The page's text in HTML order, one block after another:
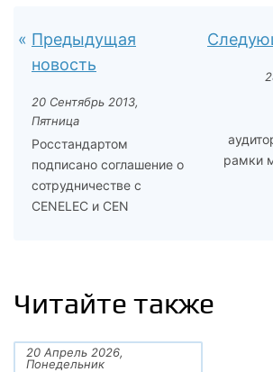
Предыдущая
новость
20 Сентябрь 2013,
Пятница
Росстандартом
подписано соглашение о
сотрудничестве с
CENELEC и CEN
рамки
Читайте также
20 Апрель 2026,
Понедельник